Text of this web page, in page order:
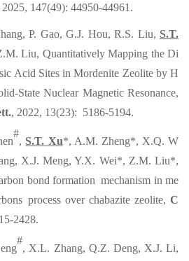
2025, 147(49): 44950-44961.
P. Gao, G.J. Hou, R.S. Liu, S.T.
Liu, Quantitatively Mapping the Di
Acid Sites in Mordenite Zeolite by H
State Nuclear Magnetic Resonance,
, 2022, 13(23): 5186-5194.
#
, S.T. Xu*, A.M. Zheng*, X.Q. W
X.J. Meng, Y.X. Wei*, Z.M. Liu*,
bond formation mechanism in me
process over chabazite zeolite, C
2428.
#
, X.L. Zhang, Q.Z. Deng, X.J. Li,